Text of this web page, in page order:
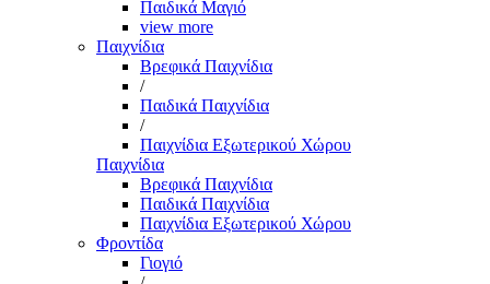
Παιδικά Μαγιό
view more
Παιχνίδια
Βρεφικά Παιχνίδια
/
Παιδικά Παιχνίδια
/
Παιχνίδια Εξωτερικού Χώρου
Παιχνίδια
Βρεφικά Παιχνίδια
Παιδικά Παιχνίδια
Παιχνίδια Εξωτερικού Χώρου
Φροντίδα
Γιογιό